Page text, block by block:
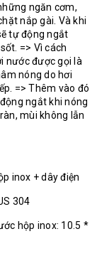
ngăn cơm,
nắp gài. Và khi
tự động ngắt
=> Vì cách
nước được gọi là
nóng do hơi
=> Thêm vào đó
ngắt khi nóng
mùi không lẫn
inox + dây điện
304
hộp inox: 10.5 *